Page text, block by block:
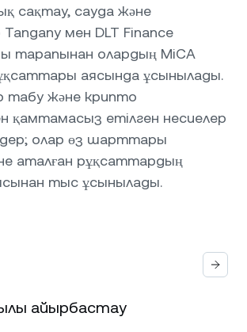
сақтау, сауда және
мен DLT Finance
тарапынан олардың MiCA
аясында ұсынылады.
және крипто
қамтамасыз етілген несиелер
олар өз шарттары
аталған рұқсаттардың
тыс ұсынылады.
айырбастау